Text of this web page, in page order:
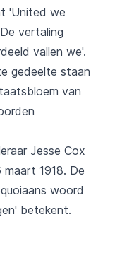
'United we
vertaling
vallen we'.
gedeelte staan
van
Jesse Cox
1918. De
woord
betekent.